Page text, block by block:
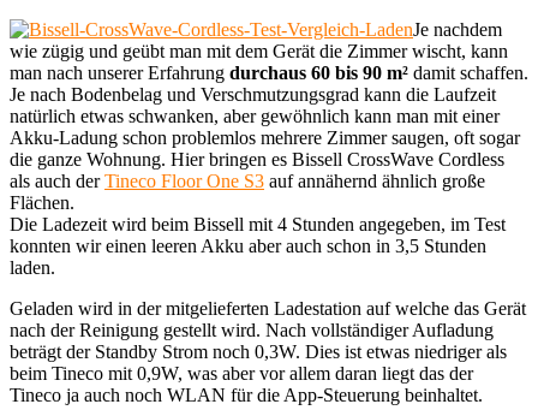
Je nachdem
wie zügig und geübt man mit dem Gerät die Zimmer wischt, kann
man nach unserer Erfahrung durchaus 60 bis 90 m² damit schaffen.
Je nach Bodenbelag und Verschmutzungsgrad kann die Laufzeit
natürlich etwas schwanken, aber gewöhnlich kann man mit einer
Akku-Ladung schon problemlos mehrere Zimmer saugen, oft sogar
die ganze Wohnung. Hier bringen es Bissell CrossWave Cordless
als auch derTineco Floor One S3 auf annähernd ähnlich große
Flächen.
Die Ladezeit wird beim Bissell mit 4 Stunden angegeben, im Test
konnten wir einen leeren Akku aber auch schon in 3,5 Stunden
laden.
Geladen wird in der mitgelieferten Ladestation auf welche das Gerät
nach der Reinigung gestellt wird. Nach vollständiger Aufladung
beträgt der Standby Strom noch 0,3W. Dies ist etwas niedriger als
beim Tineco mit 0,9W, was aber vor allem daran liegt das der
Tineco ja auch noch WLAN für die App-Steuerung beinhaltet.